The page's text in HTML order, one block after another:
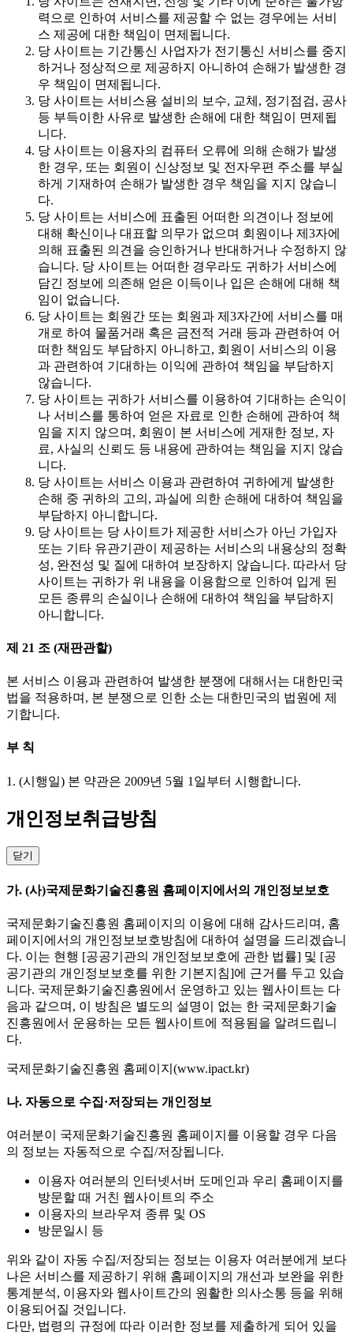
력으로 인하여 서비스를 제공할 수 없는 경우에는 서비
스 제공에 대한 책임이 면제됩니다.
당 사이트는 기간통신 사업자가 전기통신 서비스를 중지
하거나 정상적으로 제공하지 아니하여 손해가 발생한 경
우 책임이 면제됩니다.
당 사이트는 서비스용 설비의 보수, 교체, 정기점검, 공사
등 부득이한 사유로 발생한 손해에 대한 책임이 면제됩
니다.
당 사이트는 이용자의 컴퓨터 오류에 의해 손해가 발생
한 경우, 또는 회원이 신상정보 및 전자우편 주소를 부실
하게 기재하여 손해가 발생한 경우 책임을 지지 않습니
다.
당 사이트는 서비스에 표출된 어떠한 의견이나 정보에
대해 확신이나 대표할 의무가 없으며 회원이나 제3자에
의해 표출된 의견을 승인하거나 반대하거나 수정하지 않
습니다. 당 사이트는 어떠한 경우라도 귀하가 서비스에
담긴 정보에 의존해 얻은 이득이나 입은 손해에 대해 책
임이 없습니다.
당 사이트는 회원간 또는 회원과 제3자간에 서비스를 매
개로 하여 물품거래 혹은 금전적 거래 등과 관련하여 어
떠한 책임도 부담하지 아니하고, 회원이 서비스의 이용
과 관련하여 기대하는 이익에 관하여 책임을 부담하지
않습니다.
당 사이트는 귀하가 서비스를 이용하여 기대하는 손익이
나 서비스를 통하여 얻은 자료로 인한 손해에 관하여 책
임을 지지 않으며, 회원이 본 서비스에 게재한 정보, 자
료, 사실의 신뢰도 등 내용에 관하여는 책임을 지지 않습
니다.
당 사이트는 서비스 이용과 관련하여 귀하에게 발생한
손해 중 귀하의 고의, 과실에 의한 손해에 대하여 책임을
부담하지 아니합니다.
당 사이트는 당 사이트가 제공한 서비스가 아닌 가입자
또는 기타 유관기관이 제공하는 서비스의 내용상의 정확
성, 완전성 및 질에 대하여 보장하지 않습니다. 따라서 당
사이트는 귀하가 위 내용을 이용함으로 인하여 입게 된
모든 종류의 손실이나 손해에 대하여 책임을 부담하지
아니합니다.
제 21 조 (재판관할)
본 서비스 이용과 관련하여 발생한 분쟁에 대해서는 대한민국
법을 적용하며, 본 분쟁으로 인한 소는 대한민국의 법원에 제
기합니다.
부 칙
1. (시행일) 본 약관은 2009년 5월 1일부터 시행합니다.
개인정보취급방침
닫기
가. (사)국제문화기술진흥원 홈페이지에서의 개인정보보호
국제문화기술진흥원 홈페이지의 이용에 대해 감사드리며, 홈
페이지에서의 개인정보보호방침에 대하여 설명을 드리겠습니
다. 이는 현행 [공공기관의 개인정보보호에 관한 법률] 및 [공
공기관의 개인정보보호를 위한 기본지침]에 근거를 두고 있습
니다. 국제문화기술진흥원에서 운영하고 있는 웹사이트는 다
음과 같으며, 이 방침은 별도의 설명이 없는 한 국제문화기술
진흥원에서 운용하는 모든 웹사이트에 적용됨을 알려드립니
다.
국제문화기술진흥원 홈페이지(www.ipact.kr)
나. 자동으로 수집·저장되는 개인정보
여러분이 국제문화기술진흥원 홈페이지를 이용할 경우 다음
의 정보는 자동적으로 수집/저장됩니다.
이용자 여러분의 인터넷서버 도메인과 우리 홈페이지를
방문할 때 거친 웹사이트의 주소
이용자의 브라우져 종류 및 OS
방문일시 등
위와 같이 자동 수집/저장되는 정보는 이용자 여러분에게 보다
나은 서비스를 제공하기 위해 홈페이지의 개선과 보완을 위한
통계분석, 이용자와 웹사이트간의 원활한 의사소통 등을 위해
이용되어질 것입니다.
다만, 법령의 규정에 따라 이러한 정보를 제출하게 되어 있을